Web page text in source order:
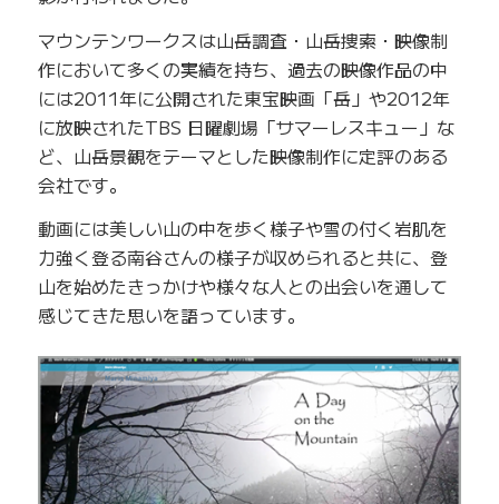
マウンテンワークスは山岳調査・山岳捜索・映像制
作において多くの実績を持ち、過去の映像作品の中
には2011年に公開された東宝映画「岳」や2012年
に放映されたTBS 日曜劇場「サマーレスキュー」な
ど、山岳景観をテーマとした映像制作に定評のある
会社です。
動画には美しい山の中を歩く様子や雪の付く岩肌を
力強く登る南谷さんの様子が収められると共に、登
山を始めたきっかけや様々な人との出会いを通して
感じてきた思いを語っています。